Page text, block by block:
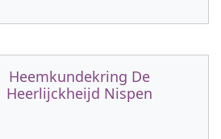
Heemkundekring De
Heerlijckheijd Nispen